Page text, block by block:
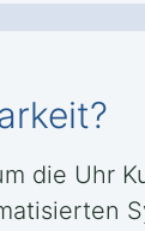
die Uhr